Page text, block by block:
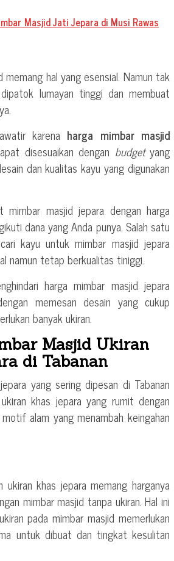
Masjid Jati Jepara di Musi Rawas
memang hal yang esensial. Namun tak
lumayan tinggi dan membuat
karena harga mimbar masjid
disesuaikan dengan budgetyang
dan kualitas kayu yang digunakan
mimbar masjid jepara dengan harga
dana yang Anda punya. Salah satu
kayu untuk mimbar masjid jepara
namun tetap berkualitas tiniggi.
harga mimbar masjid jepara
memesan desain yang cukup
banyak ukiran.
Masjid Ukiran
di Tabanan
yang sering dipesan di Tabanan
khas jepara yang rumit dengan
alam yang menambah keingahan
ukiran khas jepara memang harganya
mimbar masjid tanpa ukiran. Hal ini
pada mimbar masjid memerlukan
untuk dibuat dan tingkat kesulitan